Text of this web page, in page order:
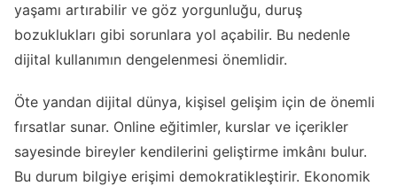
yaşamı artırabilir ve göz yorgunluğu, duruş
bozuklukları gibi sorunlara yol açabilir. Bu nedenle
dijital kullanımın dengelenmesi önemlidir.
Öte yandan dijital dünya, kişisel gelişim için de önemli
fırsatlar sunar. Online eğitimler, kurslar ve içerikler
sayesinde bireyler kendilerini geliştirme imkânı bulur.
Bu durum bilgiye erişimi demokratikleştirir. Ekonomik